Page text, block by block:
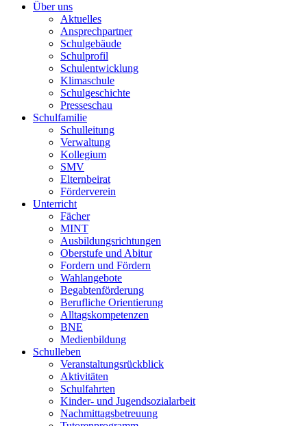
Über uns
Aktuelles
Ansprechpartner
Schulgebäude
Schulprofil
Schulentwicklung
Klimaschule
Schulgeschichte
Presseschau
Schulfamilie
Schulleitung
Verwaltung
Kollegium
SMV
Elternbeirat
Förderverein
Unterricht
Fächer
MINT
Ausbildungsrichtungen
Oberstufe und Abitur
Fordern und Fördern
Wahlangebote
Begabtenförderung
Berufliche Orientierung
Alltagskompetenzen
BNE
Medienbildung
Schulleben
Veranstaltungsrückblick
Aktivitäten
Schulfahrten
Kinder- und Jugendsozialarbeit
Nachmittagsbetreuung